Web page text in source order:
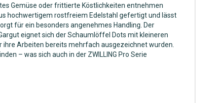
Gemüse oder frittierte Köstlichkeiten entnehmen
hochwertigem rostfreiem Edelstahl gefertigt und lässt
für ein besonders angenehmes Handling. Der
eignet sich der Schaumlöffel Dots mit kleineren
Arbeiten bereits mehrfach ausgezeichnet wurden.
– was sich auch in der ZWILLING Pro Serie